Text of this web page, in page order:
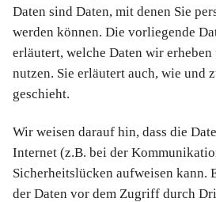
Daten sind Daten, mit denen Sie
werden können. Die vorliegende
erläutert, welche Daten wir
nutzen. Sie erläutert auch, wie und
geschieht.
Wir weisen darauf hin, dass die
Internet (z.B. bei der
Sicherheitslücken aufweisen kann.
der Daten vor dem Zugriff durch